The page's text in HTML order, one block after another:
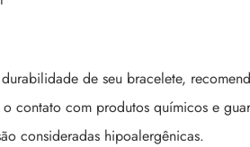
de seu bracelete,
contato com produtos químicos e
consideradas hipoalergênicas.